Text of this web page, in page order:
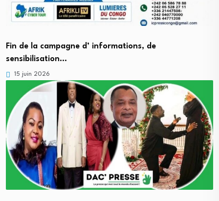
Fin de la campagne d’ informations, de
sensibilisation…
15 juin 2026